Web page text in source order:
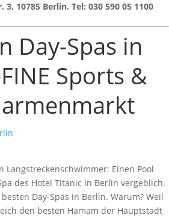
3, 10785 Berlin. Tel: 030 590 05 1100
Day-Spas in
Sports &
Langstreckenschwimmer: Einen Pool
des Hotel Titanic in Berlin vergeblich.
Day-Spas in Berlin. Warum? Weil
den besten Hamam der Hauptstadt